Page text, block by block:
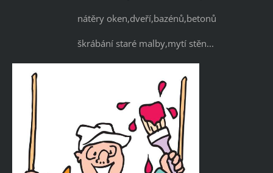
nátěry oken,dveří,bazénů,betonů
škrábání staré malby,mytí stěn...